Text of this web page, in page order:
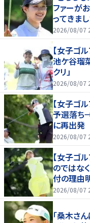
ファーが
ってきま
父さん」「
2026/08/07
【女子ゴ
池ケ谷瑠
クリ」
2026/08/07
【女子ゴ
予選落ち
に再出発
2026/08/07
【女子ゴ
のではな
付の理由
2026/08/07
「桑木さ